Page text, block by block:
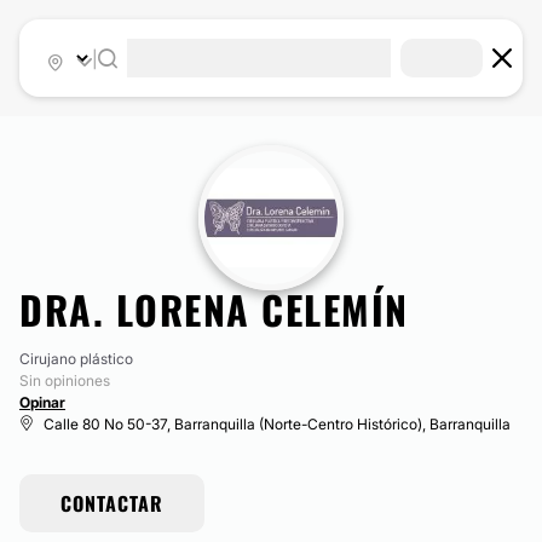
DRA. LORENA CELEMÍN
Cirujano plástico
Sin opiniones
Opinar
Calle 80 No 50-37, Barranquilla (Norte-Centro Histórico), Barranquilla
CONTACTAR